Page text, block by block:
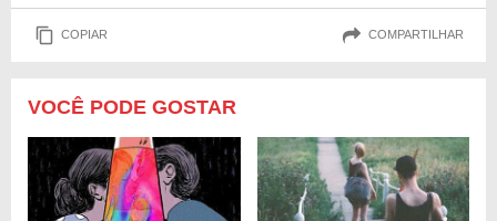
COPIAR COMPARTILHAR
VOCÊ PODE GOSTAR